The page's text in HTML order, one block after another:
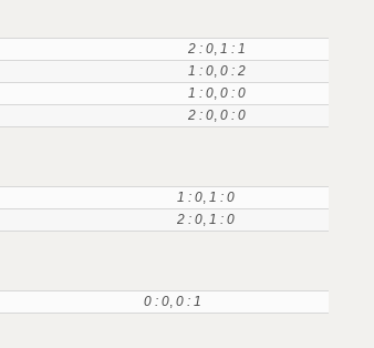
2 : 0, 1 : 1
1 : 0, 0 : 2
1 : 0, 0 : 0
2 : 0, 0 : 0
1 : 0, 1 : 0
2 : 0, 1 : 0
0 : 0, 0 : 1